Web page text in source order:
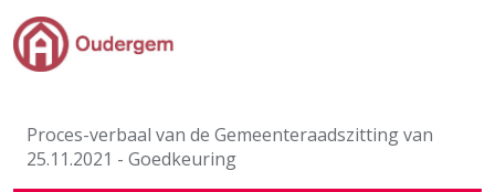
Ga naar de hoofdinhoud
Evenementen & Verenigingen
Proces-verbaal van de Gemeenteraadszitting van
25.11.2021 - Goedkeuring